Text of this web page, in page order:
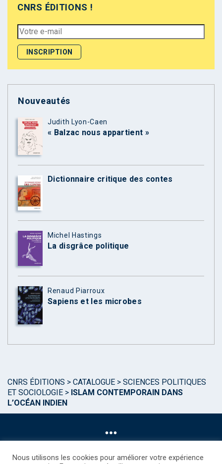
CNRS ÉDITIONS !
Nouveautés
Judith Lyon-Caen
« Balzac nous appartient »
Dictionnaire critique des contes
Michel Hastings
La disgrâce politique
Renaud Piarroux
Sapiens et les microbes
CNRS ÉDITIONS > CATALOGUE > SCIENCES POLITIQUES
ET SOCIOLOGIE > ISLAM CONTEMPORAIN DANS
L’OCÉAN INDIEN
Nous utilisons les cookies pour améliorer votre expérience